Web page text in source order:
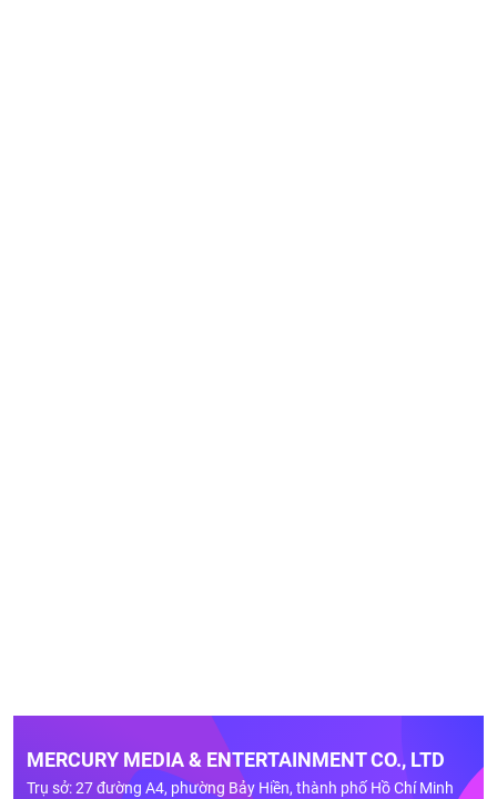
MERCURY MEDIA & ENTERTAINMENT CO., LTD
Trụ sở: 27 đường A4, phường Bảy Hiền, thành phố Hồ Chí Minh